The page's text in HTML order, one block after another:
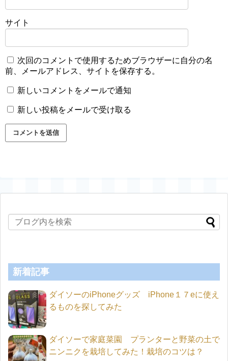
サイト
次回のコメントで使用するためブラウザーに自分の名
前、メールアドレス、サイトを保存する。
新しいコメントをメールで通知
新しい投稿をメールで受け取る
新着記事
ダイソーのiPhoneグッズ iPhone１７eに使え
るものを探してみた
ダイソーで家庭菜園 プランターと野菜の土で
ニンニクを栽培してみた！栽培のコツは？